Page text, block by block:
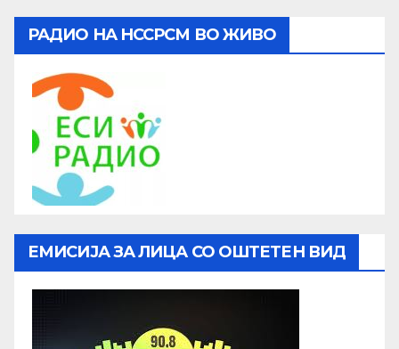
РАДИО НА НССРСМ ВО ЖИВО
ЕМИСИЈА ЗА ЛИЦА СО ОШТЕТЕН ВИД